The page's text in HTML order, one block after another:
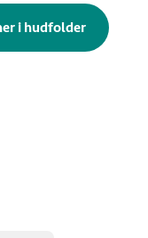
i hudfolder